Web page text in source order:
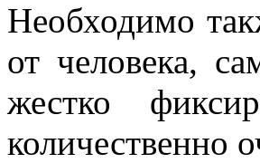
Необходимо
от человека,
жестко
количественно